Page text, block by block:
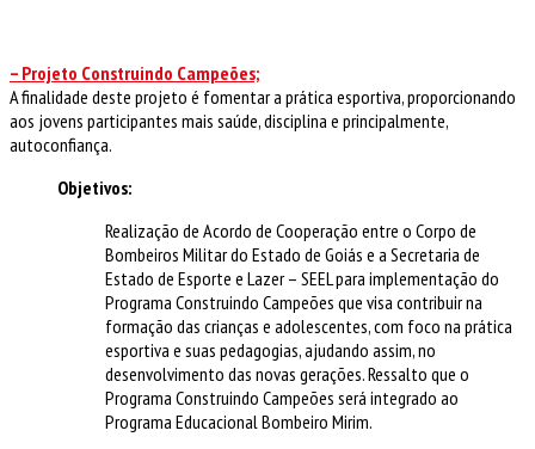
– Projeto Construindo Campeões;
A finalidade deste projeto é fomentar a prática esportiva, proporcionando
aos jovens participantes mais saúde, disciplina e principalmente,
autoconfiança.
Objetivos:
Realização de Acordo de Cooperação entre o Corpo de
Bombeiros Militar do Estado de Goiás e a Secretaria de
Estado de Esporte e Lazer – SEEL para implementação do
Programa Construindo Campeões que visa contribuir na
formação das crianças e adolescentes, com foco na prática
esportiva e suas pedagogias, ajudando assim, no
desenvolvimento das novas gerações. Ressalto que o
Programa Construindo Campeões será integrado ao
Programa Educacional Bombeiro Mirim.